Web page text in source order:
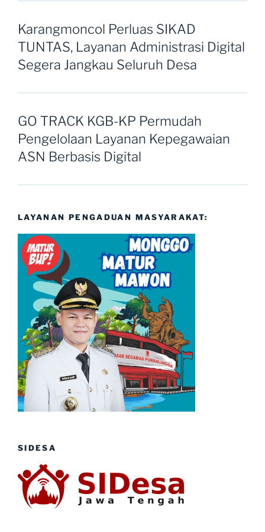
Karangmoncol Perluas SIKAD
TUNTAS, Layanan Administrasi Digital
Segera Jangkau Seluruh Desa
GO TRACK KGB-KP Permudah
Pengelolaan Layanan Kepegawaian
ASN Berbasis Digital
LAYANAN PENGADUAN MASYARAKAT:
SIDESA